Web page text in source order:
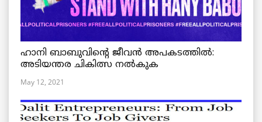
ഹാനി ബാബുവിന്റെ ജീവൻ അപകടത്തിൽ:
അടിയന്തര ചികിത്സ നൽകുക
May 12, 2021